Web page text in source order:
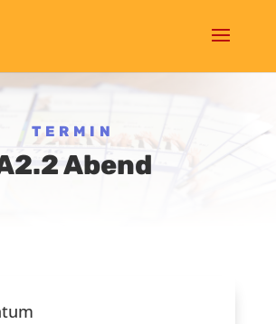
TERMIN
Abend